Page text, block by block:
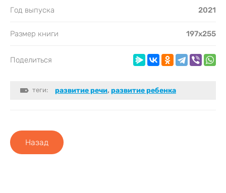
Год выпуска 2021
Размер книги 197х255
Поделиться
теги: развитие речи, развитие ребенка
Назад